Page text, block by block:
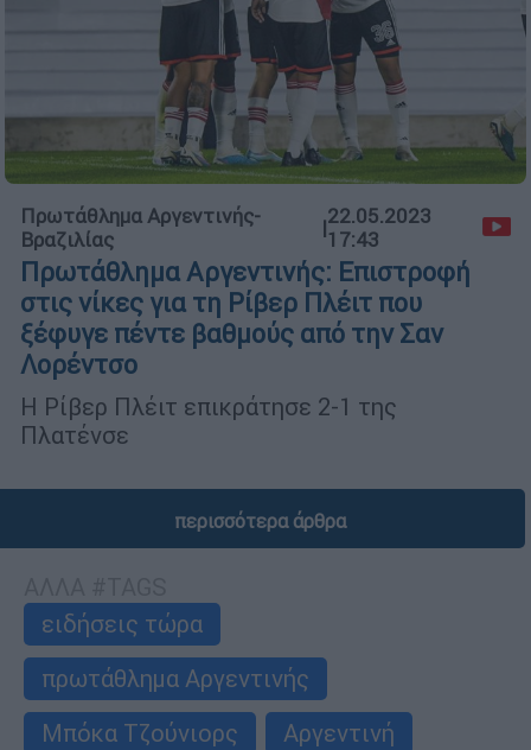
Πρωτάθλημα Αργεντινής-
Βραζιλίας
|22.05.2023
17:43
Πρωτάθλημα Αργεντινής: Επιστροφή
στις νίκες για τη Ρίβερ Πλέιτ που
ξέφυγε πέντε βαθμούς από την Σαν
Λορέντσο
Η Ρίβερ Πλέιτ επικράτησε 2-1 της
Πλατένσε
περισσότερα άρθρα
ειδήσεις τώρα
πρωτάθλημα Αργεντινής
Μπόκα Τζούνιορς
Αργεντινή